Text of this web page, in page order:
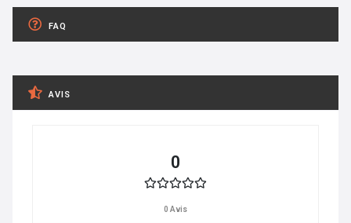
FAQ
AVIS
0
0 Avis